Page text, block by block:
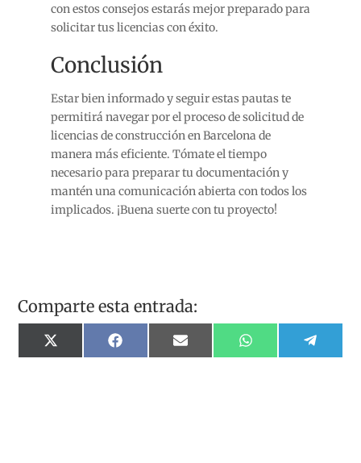
con estos consejos estarás mejor preparado para
solicitar tus licencias con éxito.
Conclusión
Estar bien informado y seguir estas pautas te
permitirá navegar por el proceso de solicitud de
licencias de construcción en Barcelona de
manera más eficiente. Tómate el tiempo
necesario para preparar tu documentación y
mantén una comunicación abierta con todos los
implicados. ¡Buena suerte con tu proyecto!
Comparte esta entrada:
Compartir
en
X
(Twitter)
Compartir
en
Facebook Compartir
en
Email Compartir
en
WhatsApp
en